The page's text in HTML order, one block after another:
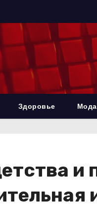
Здоровье
и